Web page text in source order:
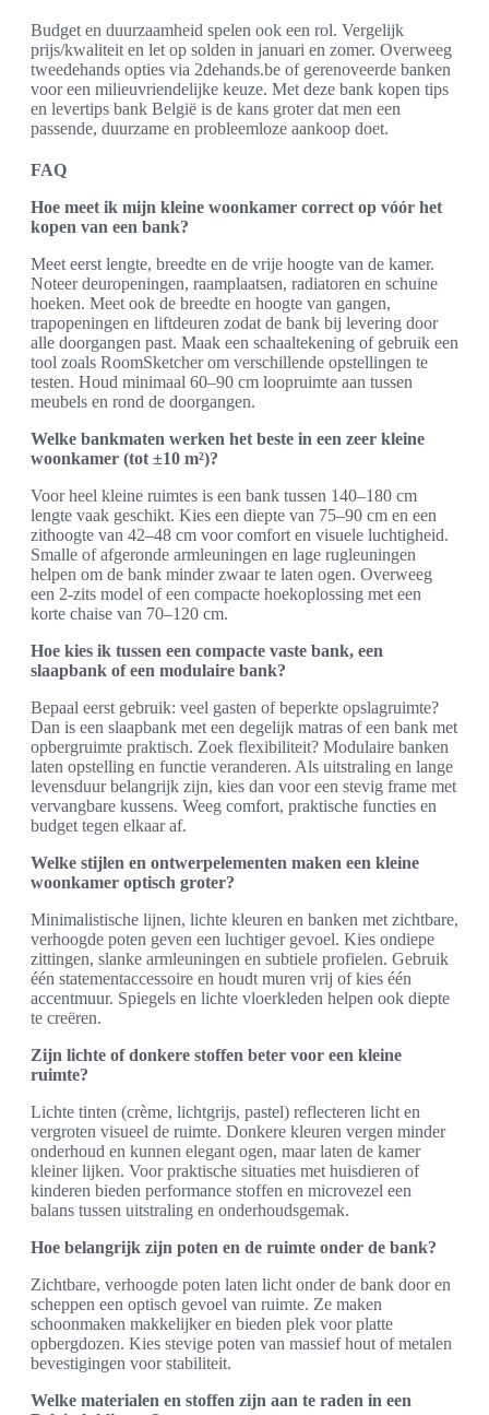
Budget en duurzaamheid spelen ook een rol. Vergelijk
prijs/kwaliteit en let op solden in januari en zomer. Overweeg
tweedehands opties via 2dehands.be of gerenoveerde banken
voor een milieuvriendelijke keuze. Met deze bank kopen tips
en levertips bank België is de kans groter dat men een
passende, duurzame en probleemloze aankoop doet.
FAQ
Hoe meet ik mijn kleine woonkamer correct op vóór het
kopen van een bank?
Meet eerst lengte, breedte en de vrije hoogte van de kamer.
Noteer deuropeningen, raamplaatsen, radiatoren en schuine
hoeken. Meet ook de breedte en hoogte van gangen,
trapopeningen en liftdeuren zodat de bank bij levering door
alle doorgangen past. Maak een schaaltekening of gebruik een
tool zoals RoomSketcher om verschillende opstellingen te
testen. Houd minimaal 60–90 cm loopruimte aan tussen
meubels en rond de doorgangen.
Welke bankmaten werken het beste in een zeer kleine
woonkamer (tot ±10 m²)?
Voor heel kleine ruimtes is een bank tussen 140–180 cm
lengte vaak geschikt. Kies een diepte van 75–90 cm en een
zithoogte van 42–48 cm voor comfort en visuele luchtigheid.
Smalle of afgeronde armleuningen en lage rugleuningen
helpen om de bank minder zwaar te laten ogen. Overweeg
een 2-zits model of een compacte hoekoplossing met een
korte chaise van 70–120 cm.
Hoe kies ik tussen een compacte vaste bank, een
slaapbank of een modulaire bank?
Bepaal eerst gebruik: veel gasten of beperkte opslagruimte?
Dan is een slaapbank met een degelijk matras of een bank met
opbergruimte praktisch. Zoek flexibiliteit? Modulaire banken
laten opstelling en functie veranderen. Als uitstraling en lange
levensduur belangrijk zijn, kies dan voor een stevig frame met
vervangbare kussens. Weeg comfort, praktische functies en
budget tegen elkaar af.
Welke stijlen en ontwerpelementen maken een kleine
woonkamer optisch groter?
Minimalistische lijnen, lichte kleuren en banken met zichtbare,
verhoogde poten geven een luchtiger gevoel. Kies ondiepe
zittingen, slanke armleuningen en subtiele profielen. Gebruik
één statementaccessoire en houdt muren vrij of kies één
accentmuur. Spiegels en lichte vloerkleden helpen ook diepte
te creëren.
Zijn lichte of donkere stoffen beter voor een kleine
ruimte?
Lichte tinten (crème, lichtgrijs, pastel) reflecteren licht en
vergroten visueel de ruimte. Donkere kleuren vergen minder
onderhoud en kunnen elegant ogen, maar laten de kamer
kleiner lijken. Voor praktische situaties met huisdieren of
kinderen bieden performance stoffen en microvezel een
balans tussen uitstraling en onderhoudsgemak.
Hoe belangrijk zijn poten en de ruimte onder de bank?
Zichtbare, verhoogde poten laten licht onder de bank door en
scheppen een optisch gevoel van ruimte. Ze maken
schoonmaken makkelijker en bieden plek voor platte
opbergdozen. Kies stevige poten van massief hout of metalen
bevestigingen voor stabiliteit.
Welke materialen en stoffen zijn aan te raden in een